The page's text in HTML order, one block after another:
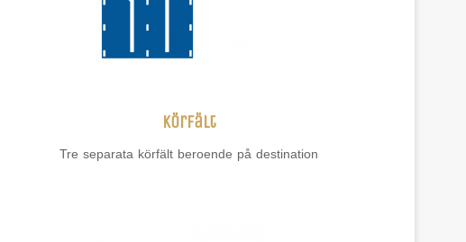
Körfält
Tre separata körfält beroende på destination